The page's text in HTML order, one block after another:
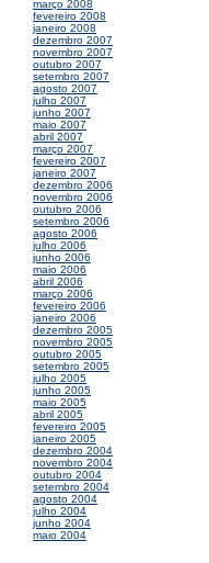
março 2008
fevereiro 2008
janeiro 2008
dezembro 2007
novembro 2007
outubro 2007
setembro 2007
agosto 2007
julho 2007
junho 2007
maio 2007
abril 2007
março 2007
fevereiro 2007
janeiro 2007
dezembro 2006
novembro 2006
outubro 2006
setembro 2006
agosto 2006
julho 2006
junho 2006
maio 2006
abril 2006
março 2006
fevereiro 2006
janeiro 2006
dezembro 2005
novembro 2005
outubro 2005
setembro 2005
julho 2005
junho 2005
maio 2005
abril 2005
fevereiro 2005
janeiro 2005
dezembro 2004
novembro 2004
outubro 2004
setembro 2004
agosto 2004
julho 2004
junho 2004
maio 2004